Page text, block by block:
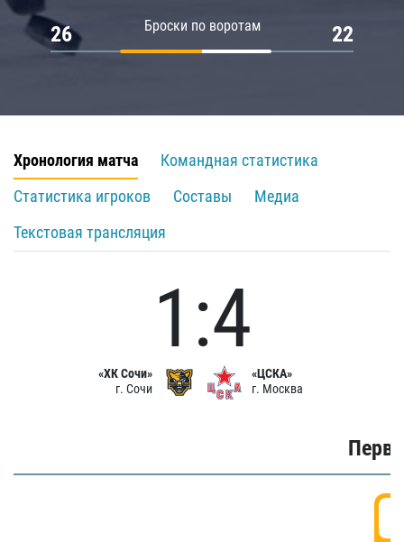
Броски по воротам
26 22
Хронология матча
Командная статистика
Статистика игроков
Составы
Медиа
Текстовая трансляция
«ХК Сочи»
г. Сочи
1:4
«ЦСКА»
г. Москва